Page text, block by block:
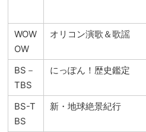
WOW
OW
オリコン演歌＆歌謡
BS－
TBS
にっぽん！歴史鑑定
BS-T
BS
新・地球絶景紀行